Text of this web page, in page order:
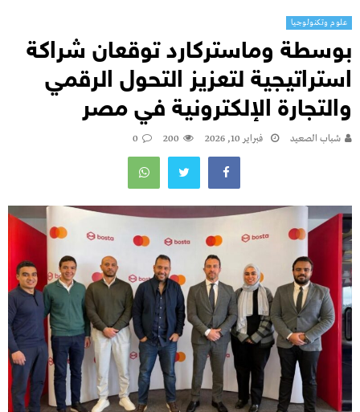
علوم وتكنولوجيا
بوسطة وماستركارد توقعان شراكة
استراتيجية لتعزيز التحول الرقمي
والتجارة الإلكترونية في مصر
شباب الصعيد فبراير 10, 2026 200
0